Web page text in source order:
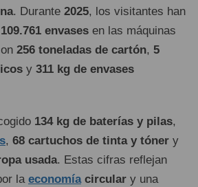
. Durante 2025, los visitantes han
109.761 envases en las máquinas
256 toneladas de cartón, 5
y 311 kg de envases
134 kg de baterías y pilas,
, 68 cartuchos de tinta y tóner y
usada. Estas cifras reflejan
la economíacircular y una